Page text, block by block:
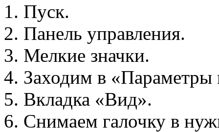
Пуск.
Панель управления.
Мелкие значки.
Заходим в «Параметры
Вкладка «Вид».
Снимаем галочку в